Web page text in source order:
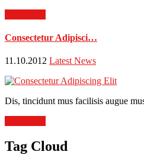
Consectetur Adipisci…
11.10.2012 Latest News
Dis, tincidunt mus facilisis augue
Tag Cloud